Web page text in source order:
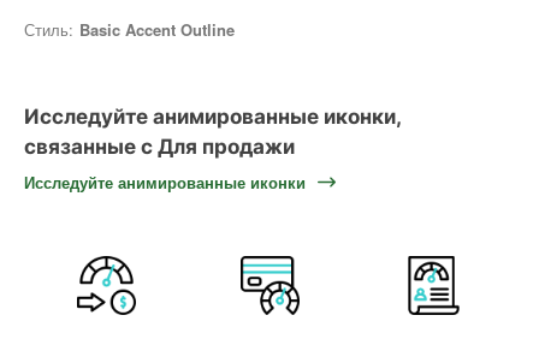
Стиль: Basic Accent Outline
Исследуйте анимированные иконки,
связанные с Для продажи
Исследуйте анимированные иконки